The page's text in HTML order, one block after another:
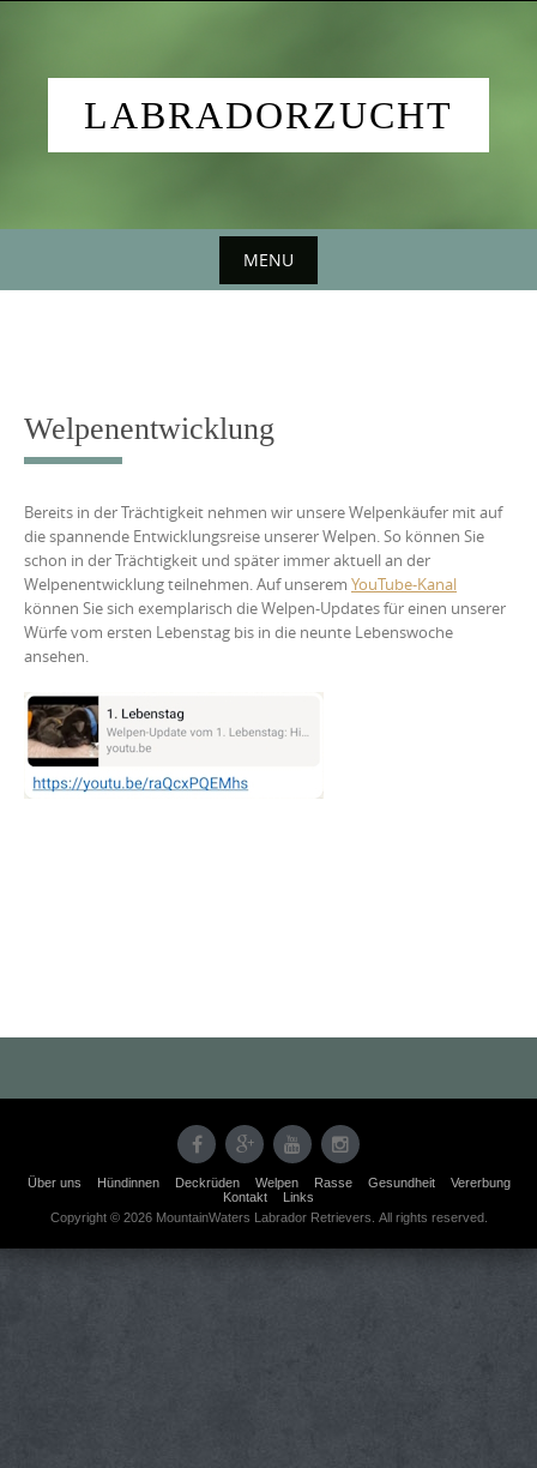
content
LABRADORZUCHT
MENU
Welpenentwicklung
Bereits in der Trächtigkeit nehmen wir unsere Welpenkäufer mit auf
die spannende Entwicklungsreise unserer Welpen. So können Sie
schon in der Trächtigkeit und später immer aktuell an der
Welpenentwicklung teilnehmen. Auf unserem YouTube-Kanal
können Sie sich exemplarisch die Welpen-Updates für einen unserer
Würfe vom ersten Lebenstag bis in die neunte Lebenswoche
ansehen.
Über uns Hündinnen Deckrüden Welpen Rasse Gesundheit
Vererbung
Kontakt
Links
Copyright © 2026 MountainWaters Labrador Retrievers. All rights reserved.